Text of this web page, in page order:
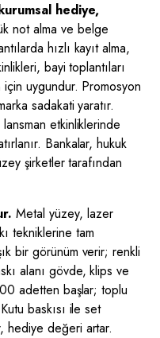
hediye,
not alma ve belge
hızlı kayıt alma,
bayi toplantıları
için uygundur. Promosyon
sadakati yaratır.
etkinliklerinde
Bankalar, hukuk
şirketler tarafından
Metal yüzey, lazer
tekniklerine tam
bir görünüm verir; renkli
alanı gövde, klips ve
adetten başlar; toplu
baskısı ile set
hediye değeri artar.